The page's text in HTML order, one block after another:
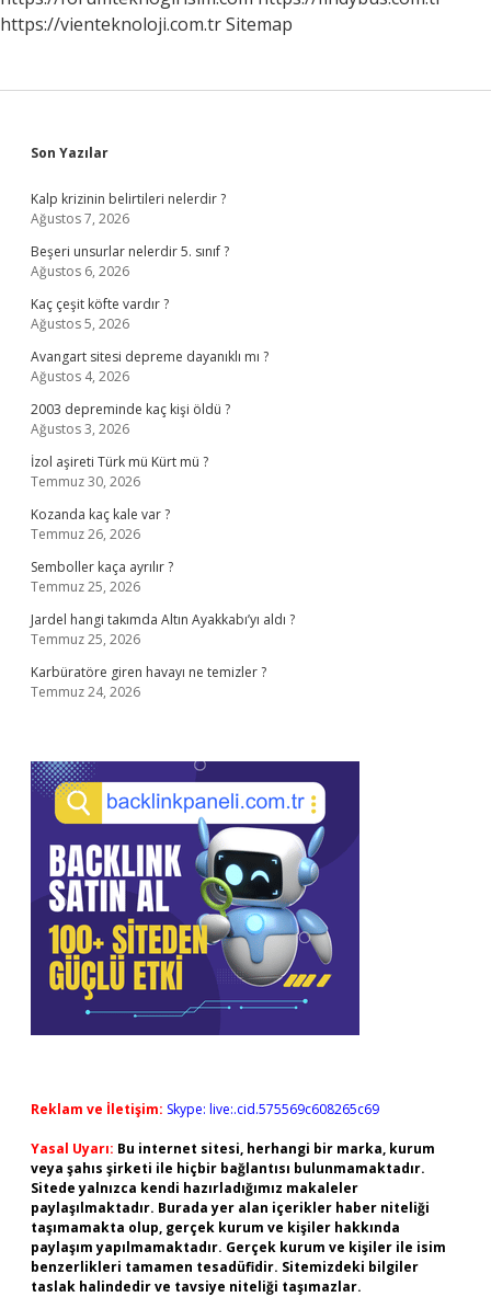
https://vienteknoloji.com.trSitemap
Sidebar
Son Yazılar
Kalp krizinin belirtileri nelerdir ?
Ağustos 7, 2026
Beşeri unsurlar nelerdir 5. sınıf ?
Ağustos 6, 2026
Kaç çeşit köfte vardır ?
Ağustos 5, 2026
Avangart sitesi depreme dayanıklı mı ?
Ağustos 4, 2026
2003 depreminde kaç kişi öldü ?
Ağustos 3, 2026
İzol aşireti Türk mü Kürt mü ?
Temmuz 30, 2026
Kozanda kaç kale var ?
Temmuz 26, 2026
Semboller kaça ayrılır ?
Temmuz 25, 2026
Jardel hangi takımda Altın Ayakkabı’yı aldı ?
Temmuz 25, 2026
Karbüratöre giren havayı ne temizler ?
Temmuz 24, 2026
Reklam ve İletişim: Skype: live:.cid.575569c608265c69
Yasal Uyarı: Bu internet sitesi, herhangi bir marka, kurum
veya şahıs şirketi ile hiçbir bağlantısı bulunmamaktadır.
Sitede yalnızca kendi hazırladığımız makaleler
paylaşılmaktadır. Burada yer alan içerikler haber niteliği
taşımamakta olup, gerçek kurum ve kişiler hakkında
paylaşım yapılmamaktadır. Gerçek kurum ve kişiler ile isim
benzerlikleri tamamen tesadüfidir. Sitemizdeki bilgiler
taslak halindedir ve tavsiye niteliği taşımazlar.